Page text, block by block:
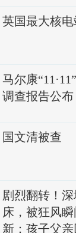
英国最大核
马尔康
调查报告公布
国文清被查
剧烈翻转！
床，被狂风
新：孩子父亲